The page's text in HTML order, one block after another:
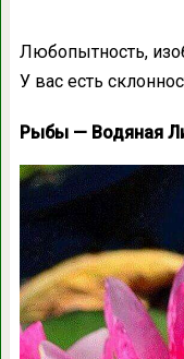
Любопытность,
У вас есть
Рыбы — Водяная